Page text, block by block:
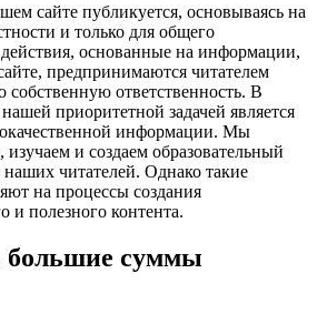
сайте публикуется, основываясь на
и только для общего
основанные на информации,
предпринимаются читателем
собственную ответственность. В
приоритетной задачей является
информации. Мы
и создаем образовательный
читателей. Однако такие
на процессы создания
и полезного контента.
большие суммы